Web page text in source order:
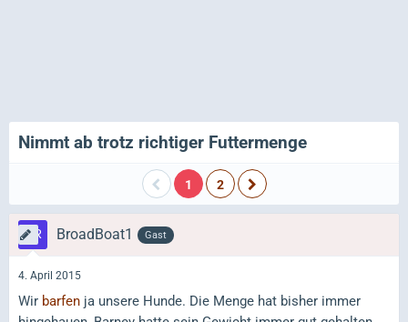
Nimmt ab trotz richtiger Futtermenge
1 2
BroadBoat1 Gast
4. April 2015
Wir barfen ja unsere Hunde. Die Menge hat bisher immer